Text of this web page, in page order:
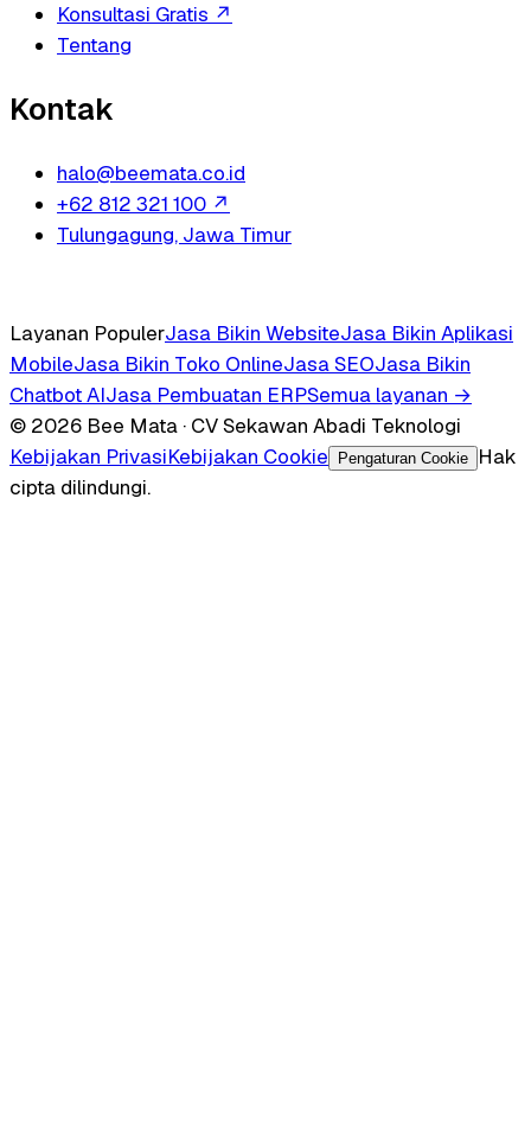
Konsultasi Gratis ↗
Tentang
Kontak
halo@beemata.co.id
+62 812 321 100 ↗
Tulungagung, Jawa Timur
Layanan PopulerJasa Bikin WebsiteJasa Bikin Aplikasi
MobileJasa Bikin Toko OnlineJasa SEOJasa Bikin
Chatbot AIJasa Pembuatan ERPSemua layanan →
© 2026 Bee Mata · CV Sekawan Abadi Teknologi
Kebijakan PrivasiKebijakan Cookie Pengaturan Cookie
Hak
cipta dilindungi.